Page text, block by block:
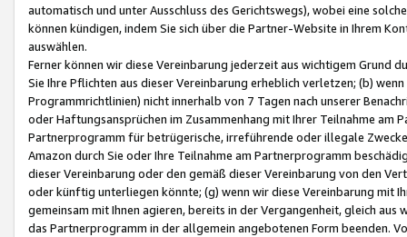
automatisch und unter Ausschluss des Gerichtswegs), wobei eine
können kündigen, indem Sie sich über die Partner-Website in Ihrem
auswählen.
Ferner können wir diese Vereinbarung jederzeit aus wichtigem Grund
Sie Ihre Pflichten aus dieser Vereinbarung erheblich verletzen; (b)
Programmrichtlinien) nicht innerhalb von 7 Tagen nach unserer
oder Haftungsansprüchen im Zusammenhang mit Ihrer Teilnahme am
Partnerprogramm für betrügerische, irreführende oder illegale
Amazon durch Sie oder Ihre Teilnahme am Partnerprogramm
dieser Vereinbarung oder den gemäß dieser Vereinbarung von den
oder künftig unterliegen könnte; (g) wenn wir diese Vereinbarung mit
gemeinsam mit Ihnen agieren, bereits in der Vergangenheit, gleich
das Partnerprogramm in der allgemein angebotenen Form beenden.